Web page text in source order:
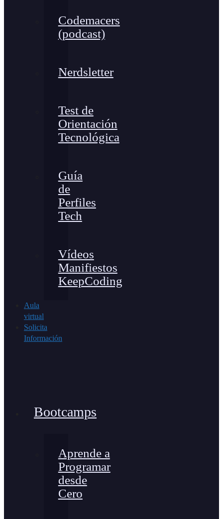
Codemacers
(podcast)
Nerdsletter
Test de
Orientación
Tecnológica
Guía
de
Perfiles
Tech
Vídeos
Manifiestos
KeepCoding
Aula
virtual
Solicita
Información
Bootcamps
Aprende a
Programar
desde
Cero